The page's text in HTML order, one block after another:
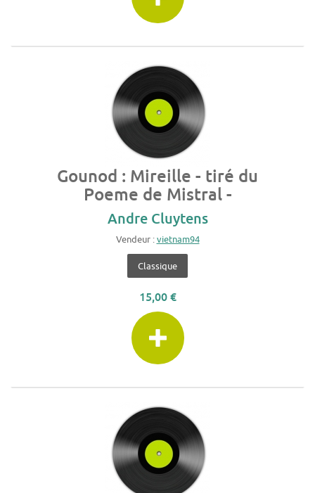
Gounod : Mireille - tiré du
Poeme de Mistral -
Andre Cluytens
Vendeur :vietnam94
Classique
15,00 €